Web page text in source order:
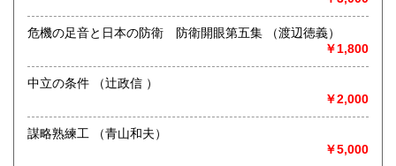
熊本県 2,020円 大分県 2,020円
2,020円 2,020円
書籍の買取について
哲学宗教、歴史、美術工芸、古典籍、趣味
囲碁・将棋
危機の足音と日本の防衛 防衛開眼第五集 （渡辺徳義）
￥1,800
中立の条件 （辻政信 ）
￥2,000
謀略熟練工 （青山和夫）
￥5,000